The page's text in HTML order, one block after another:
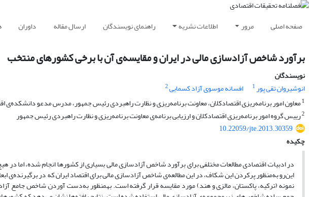
صفحه اصلی مرور اطلاعات نشریه راهنمای نویسندگان ارسال مقاله داوران
برآورد شاخص آزادسازی مالی در ایران و مقایسه‌ی آن با برخی کشورهای منتخب
نویسندگان
انوشیروان تقی پور1 افسانه موسوی آزاد کسمایی2
1معاون امور برنامه‌ریزی اقتصادکلان، معاونت برنامه‌ریزی و نظارت راهبردی رئیس جمهور، مدرس مدعو دانشکده‌ی
2رییس گروه امور برنامه‌ریزی اقتصادکلان و ارزیابی برنامه‌ی معاونت برنامه‌ریزی و نظارت راهبردی رئیس جمهور
10.22059/jte.2013.30359
چکیده
در ادبیات اقتصادی مطالعات مختلفی برای برآورد شاخص آزادسازی مالی بسیاری از کشورها انجام شده، اما
این‌رو به‌منظور پرکردن این شکاف، در این مطالعه‌ی شاخص آزادسازی مالی برای اقتصاد ایران که در